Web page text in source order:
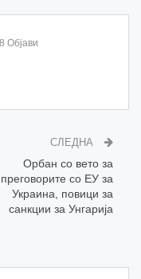
Објави
СЛЕДНА
Орбан со вето за
преговорите со ЕУ за
Украина, повици за
санкции за Унгарија